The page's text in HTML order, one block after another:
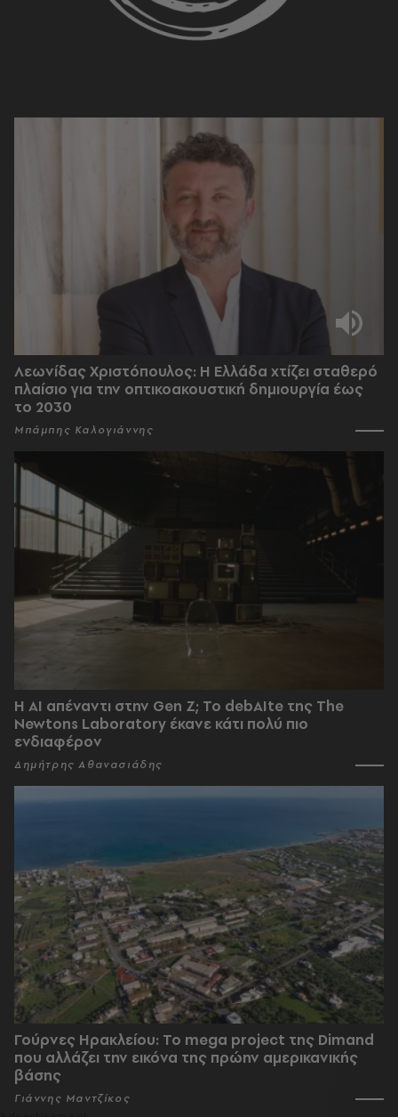
Λεωνίδας Χριστόπουλος: Η Ελλάδα χτίζει σταθερό
πλαίσιο για την οπτικοακουστική δημιουργία έως
το 2030
Μπάμπης Καλογιάννης
Η AI απέναντι στην Gen Z; Το debAIte της The
Newtons Laboratory έκανε κάτι πολύ πιο
ενδιαφέρον
Δημήτρης Αθανασιάδης
Γούρνες Ηρακλείου: To mega project της Dimand
που αλλάζει την εικόνα της πρώην αμερικανικής
βάσης
Γιάννης Μαντζίκος